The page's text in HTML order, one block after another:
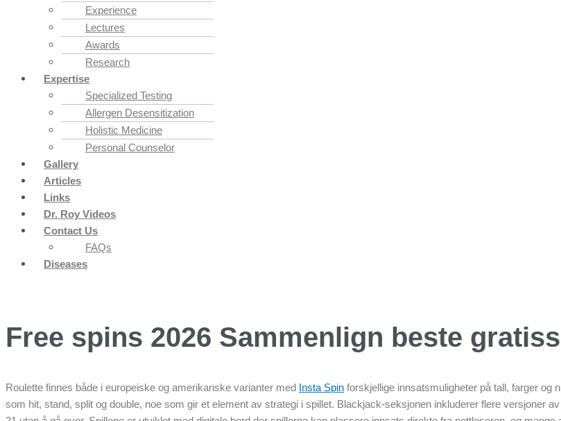
Experience
Lectures
Awards
Research
Expertise
Specialized Testing
Allergen Desensitization
Holistic Medicine
Personal Counselor
Gallery
Articles
Links
Dr. Roy Videos
Contact Us
FAQs
Diseases
Free spins 2026 Sammenlign beste
Roulette finnes både i europeiske og amerikanske varianter med Insta Spin forskjellige innsatsmuligheter på tall, farger og
som hit, stand, split og double, noe som gir et element av strategi i spillet. Blackjack-seksjonen inkluderer flere versjoner